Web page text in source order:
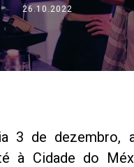
26.10.2022
3 de dezembro,
à Cidade do